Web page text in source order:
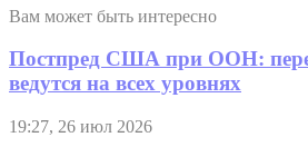
Вам может быть интересно
Постпред США при ООН:
ведутся на всех уровнях
19:27, 26 июл 2026